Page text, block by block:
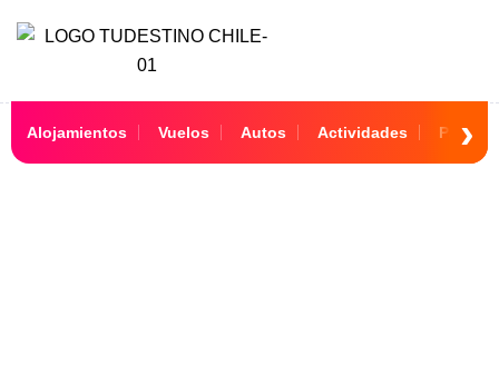
Alojamientos Vuelos Autos Actividades